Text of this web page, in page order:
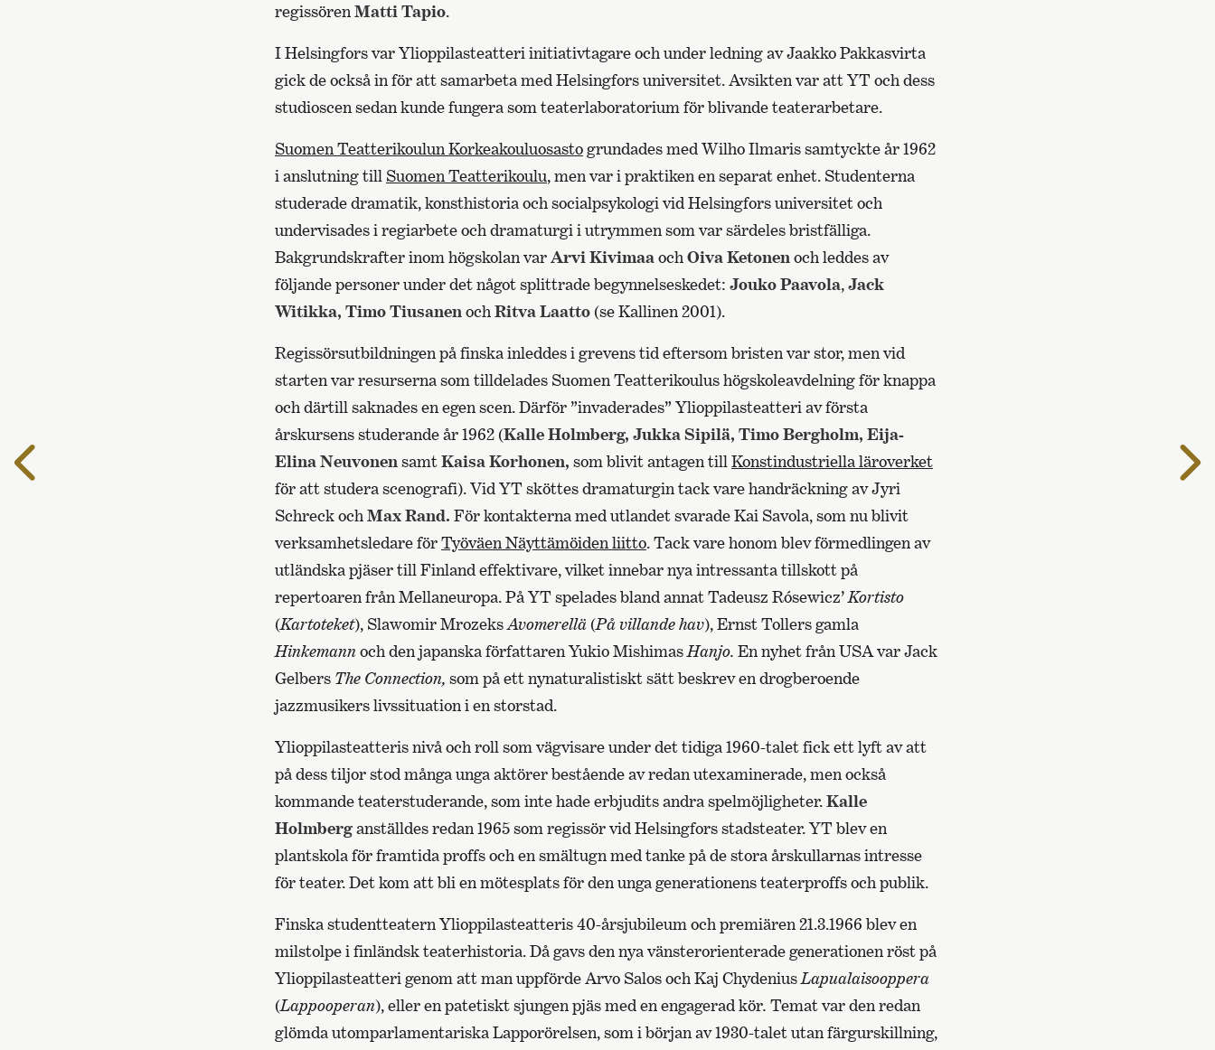
regissören Matti Tapio.
I Helsingfors var Ylioppilasteatteri initiativtagare och under ledning av Jaakko Pakkasvirta
gick de också in för att samarbeta med Helsingfors universitet. Avsikten var att YT och dess
studioscen sedan kunde fungera som teaterlaboratorium för blivande teaterarbetare.
Suomen Teatterikoulun Korkeakouluosastogrundades med Wilho Ilmaris samtyckte år 1962
i anslutning till Suomen Teatterikoulu, men var i praktiken en separat enhet. Studenterna
studerade dramatik, konsthistoria och socialpsykologi vid Helsingfors universitet och
undervisades i regiarbete och dramaturgi i utrymmen som var särdeles bristfälliga.
Bakgrundskrafter inom högskolan varArvi Kivimaaoch Oiva Ketonen och leddes av
följande personer under det något splittrade begynnelseskedet: Jouko Paavola,Jack
Witikka, Timo Tiusanen och Ritva Laatto (se Kallinen 2001).
Regissörsutbildningen på finska inleddes i grevens tid eftersom bristen var stor, men vid
starten var resurserna som tilldelades Suomen Teatterikoulus högskoleavdelning för knappa
och därtill saknades en egen scen. Därför ”invaderades” Ylioppilasteatteri av första
årskursens studerande år 1962 (Kalle Holmberg, Jukka Sipilä, Timo Bergholm, Eija-
Elina Neuvonen samtKaisa Korhonen, som blivit antagen till Konstindustriella läroverket
för att studera scenografi). Vid YT sköttes dramaturgin tack vare handräckning av Jyri
Schreck och Max Rand. För kontakterna med utlandet svarade Kai Savola, som nu blivit
verksamhetsledare förTyöväen Näyttämöiden liitto. Tack vare honom blev förmedlingen av
utländska pjäser till Finland effektivare, vilket innebar nya intressanta tillskott på
repertoaren från Mellaneuropa. På YT spelades bland annat Tadeusz Rósewicz’ Kortisto
(Kartoteket), Slawomir MrozeksAvomerellä (På villande hav), Ernst Tollers gamla
Hinkemannoch den japanska författaren Yukio Mishimas Hanjo. En nyhet från USA var Jack
Gelbers The Connection, som på ett nynaturalistiskt sätt beskrev en drogberoende
jazzmusikers livssituation i en storstad.
Ylioppilasteatteris nivå och roll som vägvisare under det tidiga 1960-talet fick ett lyft av att
på dess tiljor stod många unga aktörer bestående av redan utexaminerade, men också
kommande teaterstuderande, som inte hade erbjudits andra spelmöjligheter.Kalle
Holmberganställdes redan 1965 som regissör vid Helsingfors stadsteater. YT blev en
plantskola för framtida proffs och en smältugn med tanke på de stora årskullarnas intresse
för teater. Det kom att bli en mötesplats för den unga generationens teaterproffs och publik.
Finska studentteatern Ylioppilasteatteris 40-årsjubileum och premiären 21.3.1966 blev en
milstolpe i finländsk teaterhistoria. Då gavs den nya vänsterorienterade generationen röst på
Ylioppilasteatteri genom att man uppförde Arvo Salos och Kaj Chydenius Lapualaisooppera
(Lappooperan), eller en patetiskt sjungen pjäs med en engagerad kör. Temat var den redan
glömda utomparlamentariska Lapporörelsen, som i början av 1930-talet utan färgurskillning,